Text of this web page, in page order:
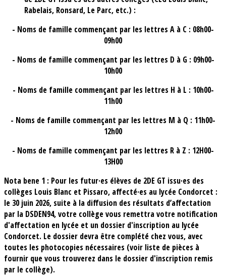
Rabelais, Ronsard, Le Parc, etc.) :
- Noms de famille commençant par les lettres A à C : 08h00-
09h00
- Noms de famille commençant par les lettres D à G : 09h00-
10h00
- Noms de famille commençant par les lettres H à L : 10h00-
11h00
- Noms de famille commençant par les lettres M à Q : 11h00-
12h00
- Noms de famille commençant par les lettres R à Z : 12H00-
13H00
Nota bene 1 : Pour les futur·es élèves de 2DE GT issu·es des
collèges Louis Blanc et Pissaro, affecté·es au lycée Condorcet :
le 30 juin 2026, suite à la diffusion des résultats d’affectation
par la DSDEN94, votre collège vous remettra votre notification
d'affectation en lycée et un dossier d'inscription au lycée
Condorcet. Le dossier devra être complété chez vous, avec
toutes les photocopies nécessaires (voir liste de pièces à
fournir que vous trouverez dans le dossier d'inscription remis
par le collège).